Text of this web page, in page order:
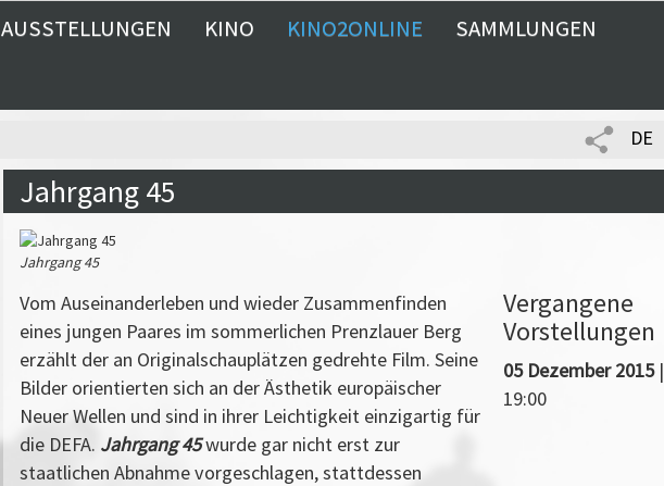
AUSSTELLUNGEN KINO KINO2ONLINE
SAMMLUNGEN
DE
Jahrgang 45
Jahrgang 45
Vom Auseinanderleben und wieder Zusammenfinden
eines jungen Paares im sommerlichen Prenzlauer Berg
erzählt der an Originalschauplätzen gedrehte Film. Seine
Bilder orientierten sich an der Ästhetik europäischer
Neuer Wellen und sind in ihrer Leichtigkeit einzigartig für
die DEFA. Jahrgang 45wurde gar nicht erst zur
staatlichen Abnahme vorgeschlagen, stattdessen
Vergangene
Vorstellungen
05 Dezember 2015|
19:00